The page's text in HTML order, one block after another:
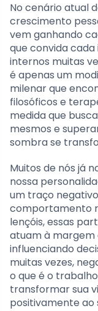
No cenário atual
crescimento
vem ganhando
que convida
internos muitas
é apenas um
milenar que
filosóficos e
medida que
mesmos e
sombra se
Muitos de nós já
nossa
um traço
comportamento
lençóis, essas
atuam à margem
influenciando
muitas vezes,
o que é o
transformar sua
positivamente ao